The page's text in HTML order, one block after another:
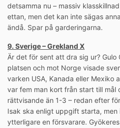
detsamma nu – massiv
ettan, men det kan inte sägas
ändå. Spar på garderingarna.
9. Sverige – Grekland X
Är det för sent att dra sig ur? Gulo
platsen och mot Norge visade
varken USA, Kanada eller Mexiko
var fem man kort från start till mål
rättvisande än 1-3 – redan efter
Isak ska enligt uppgift starta,
ytterligare en försvarare.